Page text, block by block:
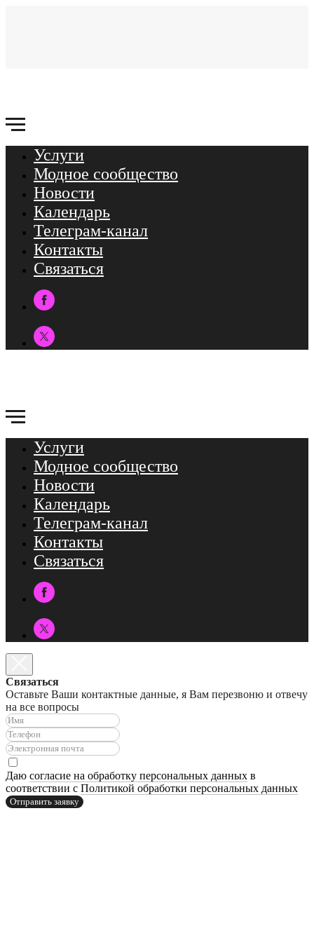
Связаться
Услуги
Новости
Календарь
ТГ-канал
Контакты
Услуги
Модное сообщество
Новости
Календарь
Телеграм-канал
Контакты
Связаться
Услуги
Модное сообщество
Новости
Календарь
Телеграм-канал
Контакты
Связаться
Связаться
Оставьте Ваши контактные данные, я Вам перезвоню и отвечу
на все вопросы
Даю согласие на обработку персональных данных в
соответствии с Политикой обработки персональных данных
Отправить заявку